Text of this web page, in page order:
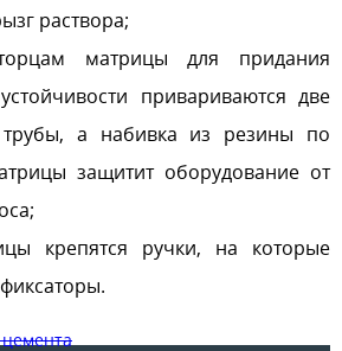
раствора;
матрицы для придания
привариваются две
а набивка из резины по
защитит оборудование от
крепятся ручки, на которые